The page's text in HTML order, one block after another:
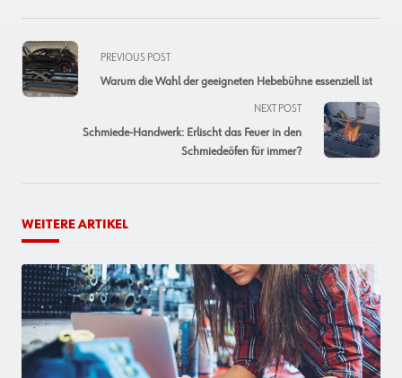
<span
class="nav-
subtitle
PREVIOUS POST
Warum die Wahl der geeigneten Hebebühne essenziell ist
NEXT POST
Schmiede-Handwerk: Erlischt das Feuer in den
Schmiedeöfen für immer?
WEITERE ARTIKEL